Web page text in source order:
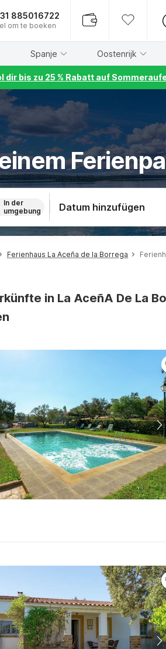
885016722
om te boeken
Spanje Oostenrijk
dir bis zu 25 % Rabatt auf
In der
umgebung
Datum hinzufügen
Ferienhaus La Aceña de la Borrega
in La AceñA De La